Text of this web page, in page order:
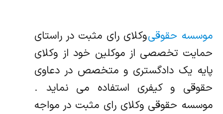
موسسه حقوقیوکلای رای مثبت در راستای
حمایت تخصصی از موکلین خود از وکلای
پایه یک دادگستری و متخصص در دعاوی
حقوقی و کیفری استفاده می نماید .
موسسه حقوقی وکلای رای مثبت در مواجه